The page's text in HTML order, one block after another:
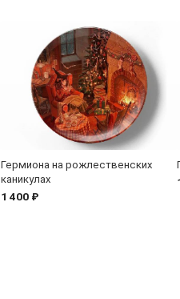
Гермиона на рожлественских
каникулах
1 400 ₽